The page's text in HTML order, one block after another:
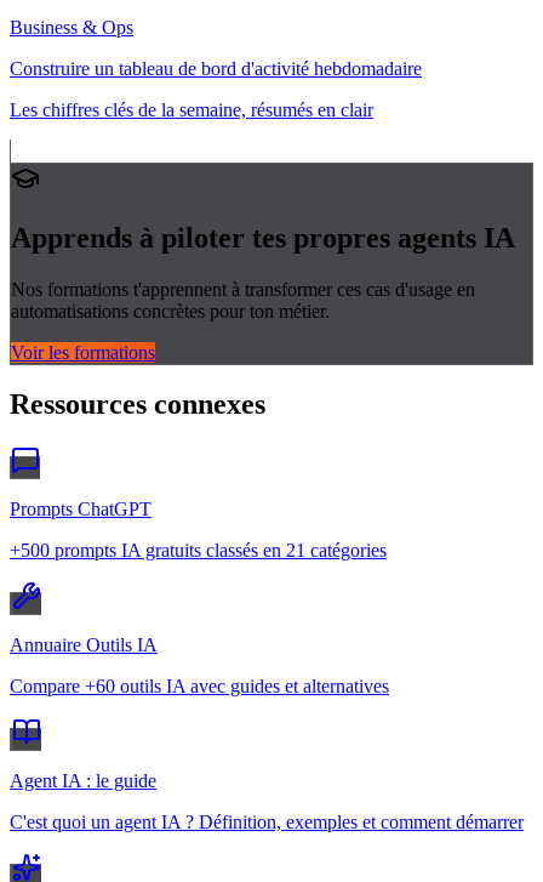
Business & Ops
Construire un tableau de bord d'activité hebdomadaire
Les chiffres clés de la semaine, résumés en clair
Apprends à piloter tes propres agents IA
Nos formations t'apprennent à transformer ces cas d'usage en
automatisations concrètes pour ton métier.
Voir les formations
Ressources connexes
Prompts ChatGPT
+500 prompts IA gratuits classés en 21 catégories
Annuaire Outils IA
Compare +60 outils IA avec guides et alternatives
Agent IA : le guide
C'est quoi un agent IA ? Définition, exemples et comment démarrer